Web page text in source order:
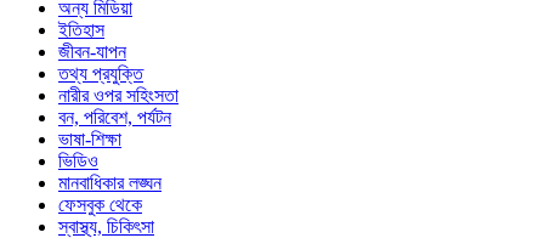
অন্য মিডিয়া
ইতিহাস
জীবন-যাপন
তথ্য প্রযুক্তি
নারীর ওপর সহিংসতা
বন, পরিবেশ, পর্যটন
ভাষা-শিক্ষা
ভিডিও
মানবাধিকার লঙ্ঘন
ফেসবুক থেকে
স্বাস্থ্য, চিকিৎসা